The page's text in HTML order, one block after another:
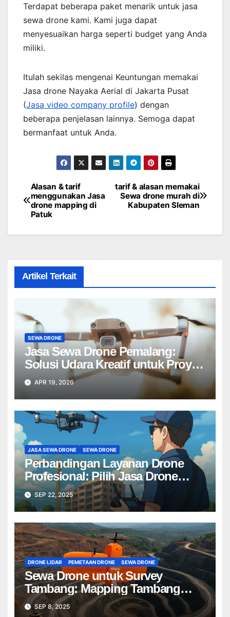
Terdapat beberapa paket menarik untuk jasa
sewa drone kami. Kami juga dapat
menyesuaikan harga seperti budget yang Anda
miliki.
Itulah sekilas mengenai Keuntungan memakai
Jasa drone Nayaka Aerial di Jakarta Pusat
(Jasa video company profile) dengan
beberapa penjelasan lainnya. Semoga dapat
bermanfaat untuk Anda.
Post
navigation
tarif & alasan memakai
Sewa drone murah di
Kabupaten Sleman
Alasan & tarif
menggunakan Jasa
drone mapping di
Patuk
Artikel Terkait
SEWA DRONE
Jasa Sewa Drone Pemalang:
Solusi Udara Kreatif untuk Proyek
Anda Tanpa Batas】
APR 19, 2026
JASA SEWA DRONE SEWA DRONE
Perbandingan Layanan Drone
Profesional: Pilih Jasa Drone
Terbaik untuk Proyek Anda
SEP 22, 2025
DRONE LIDAR PEMETAAN DRONE SEWA DRONE
Sewa Drone untuk Survey
Tambang: Mapping Tambang
Profesional Lebih Cepat & Akurat
SEP 8, 2025